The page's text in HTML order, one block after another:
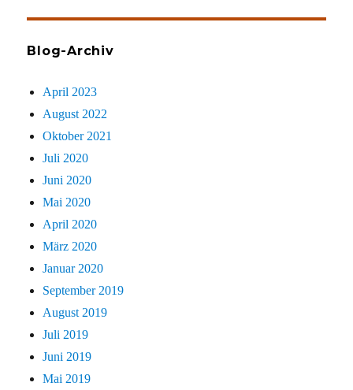
Blog-Archiv
April 2023
August 2022
Oktober 2021
Juli 2020
Juni 2020
Mai 2020
April 2020
März 2020
Januar 2020
September 2019
August 2019
Juli 2019
Juni 2019
Mai 2019